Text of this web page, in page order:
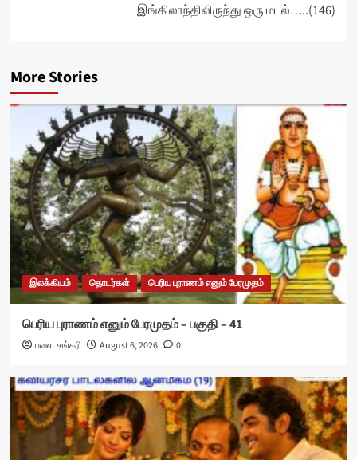
இங்கிலாந்திலிருந்து ஒரு மடல்…..(146)
More Stories
இலக்கியம் தொடர்கள் பெரிய புராணம் எனும் பேரமுதம்
பெரிய புராணம் எனும் பேரமுதம் – பகுதி – 41
பவள சங்கரி August 6, 2026 0